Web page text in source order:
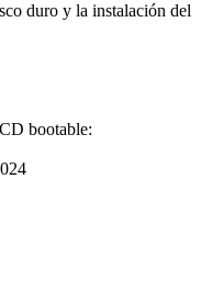
duro y la instalación del
bootable: